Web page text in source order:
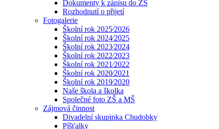
Dokumenty k zápisu do ZŠ
Rozhodnutí o přijetí
Fotogalerie
Školní rok 2025⁄2026
Školní rok 2024⁄2025
Školní rok 2023⁄2024
Školní rok 2022⁄2023
Školní rok 2021⁄2022
Školní rok 2020⁄2021
Školní rok 2019⁄2020
Naše škola a školka
Společné foto ZŠ a MŠ
Zájmová činnost
Divadelní skupinka Chudobky
Píšťalky